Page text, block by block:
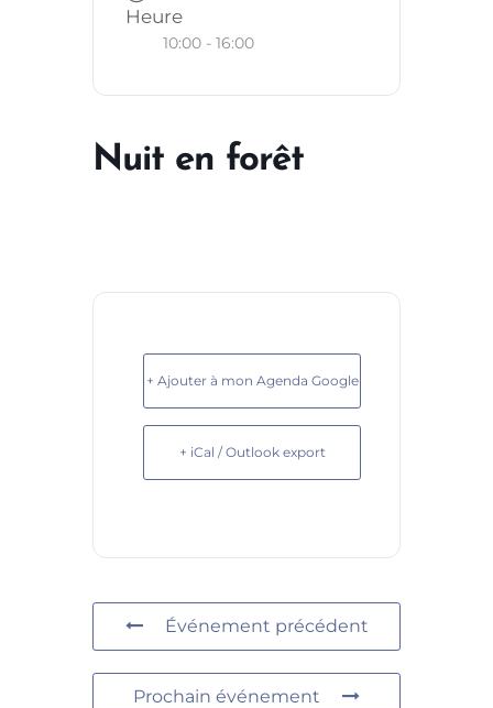
Heure
10:00 - 16:00
Nuit en forêt
+ Ajouter à mon Agenda Google
+ iCal / Outlook export
Événement précédent
Prochain événement